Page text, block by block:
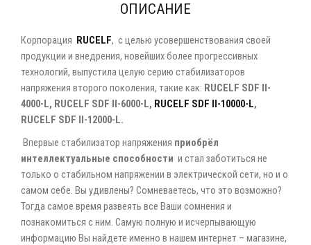
ОПИСАНИЕ
Корпорация RUCELF, с целью усовершенствования своей
продукции и внедрения, новейших более прогрессивных
технологий, выпустила целую серию стабилизаторов
напряжения второго поколения, такие как: RUCELF SDF II-
4000-L, RUCELF SDF II-6000-L, RUCELF SDF II-10000-L,
RUCELF SDF II-12000-L.
Впервые стабилизатор напряжения приобрёл
интеллектуальные способности и стал заботиться не
только о стабильном напряжении в электрической сети, но и о
самом себе. Вы удивлены? Сомневаетесь, что это возможно?
Тогда самое время развеять все Ваши сомнения и
познакомиться с ним. Самую полную и исчерпывающую
информацию Вы найдете именно в нашем интернет – магазине,